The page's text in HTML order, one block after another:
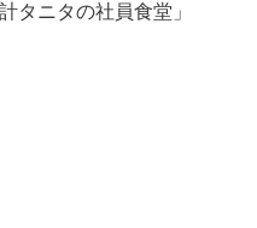
タニタの社員食堂」